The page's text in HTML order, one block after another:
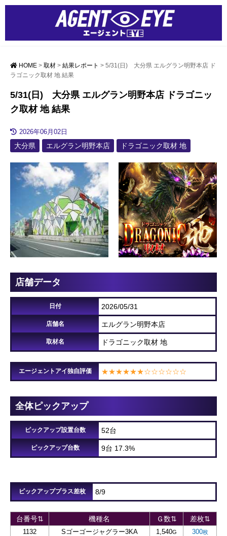
HOME > 取材 > 結果レポート > 5/31(日) 大分県 エルグラン明野本店 ド
ラゴニック取材 地 結果
5/31(日) 大分県 エルグラン明野本店 ドラゴニッ
ク取材 地 結果
2026年06月02日
大分県 エルグラン明野本店 ドラゴニック取材 地
店舗データ
日付 2026/05/31
店舗名 エルグラン明野本店
取材名 ドラゴニック取材 地
エージェントアイ独自評価 ★★★★★★☆☆☆☆☆☆
全体ピックアップ
ピックアップ設置台数 52台
ピックアップ台数 9台 17.3%
ピックアッププラス差枚 8/9
台番号⇅ 機種名 Ｇ数⇅ 差枚⇅
1132 Sゴーゴージャグラー3KA 1,540
300